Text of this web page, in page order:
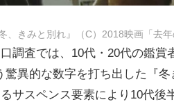
冬、きみと別れ』（C）2018映画「去
調査では、10代・20代の鑑
驚異的な数字を打ち出した『
サスペンス要素により10代後